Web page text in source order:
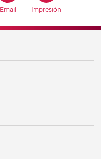
Email Impresión